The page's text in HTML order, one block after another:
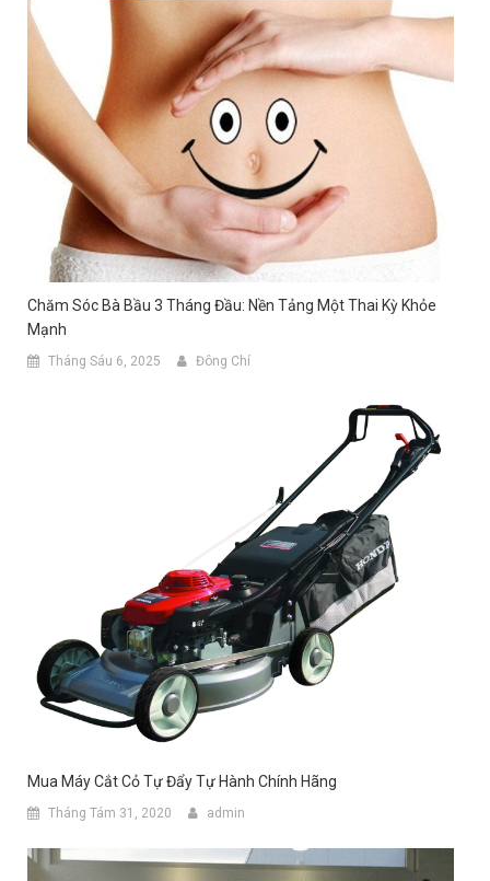
Chăm Sóc Bà Bầu 3 Tháng Đầu: Nền Tảng Một Thai Kỳ Khỏe
Mạnh
Tháng Sáu 6, 2025 Đông Chí
Mua Máy Cắt Cỏ Tự Đẩy Tự Hành Chính Hãng
Tháng Tám 31, 2020 admin